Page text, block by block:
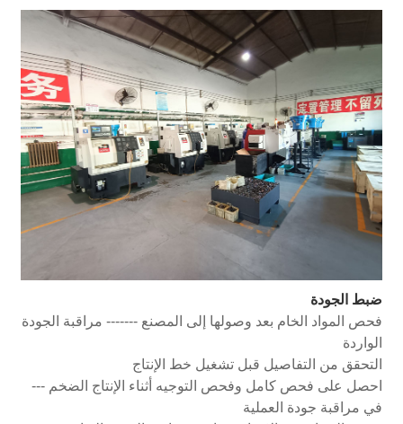
ضبط الجودة
فحص المواد الخام بعد وصولها إلى المصنع ------- مراقبة الجودة
الواردة
التحقق من التفاصيل قبل تشغيل خط الإنتاج
احصل على فحص كامل وفحص التوجيه أثناء الإنتاج الضخم ---
في مراقبة جودة العملية